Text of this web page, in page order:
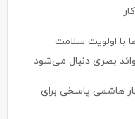
با اولویت سلامت
بصری دنبال می‌شود
هاشمی پاسخی برای